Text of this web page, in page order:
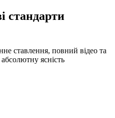
стандарти
ставлення, повний відео та
ясність